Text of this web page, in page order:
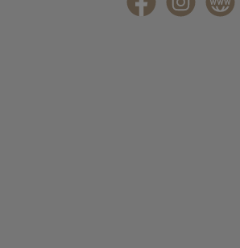
FacebookInstagramWebsite